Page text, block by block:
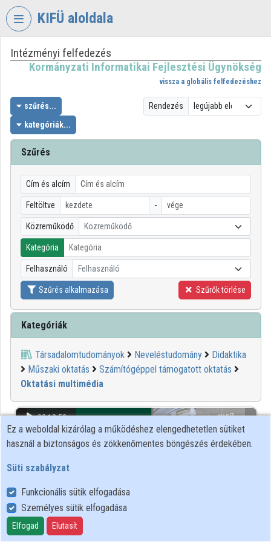
Fejléc kihagyása
KIFÜ aloldala
VIDEOTORIUM
INFORMATIKAI
FEJLESZTÉSI
ÜGYNÖKSÉG
Intézményi kezdőlap
Bejelentkezés
Intézményi felfedezés
Kategóriák
Intézményi listák
Intézmények
Közreműködők
Intézményi felfedezés
Kormányzati Informatikai Fejlesztési Ügynökség
vissza a globális felfedezéshez
szűrés...
kategóriák...
Rendezés
Szűrés
Cím és alcím
Feltöltve -
Közreműködő Közreműködő
Kategória
Felhasználó Felhasználó
Szűrés alkalmazása Szűrők törlése
Kategóriák
Társadalomtudományok Neveléstudomány
Didaktika
Műszaki oktatás
Számítógéppel támogatott oktatás
Oktatási multimédia
00:18:52 KIFÜ
Ez a weboldal kizárólag a működéshez elengedhetetlen sütiket
használ a biztonságos és zökkenőmentes böngészés érdekében.
Süti szabályzat
Funkcionális sütik elfogadása
Személyes sütik elfogadása
Elfogad Elutasít